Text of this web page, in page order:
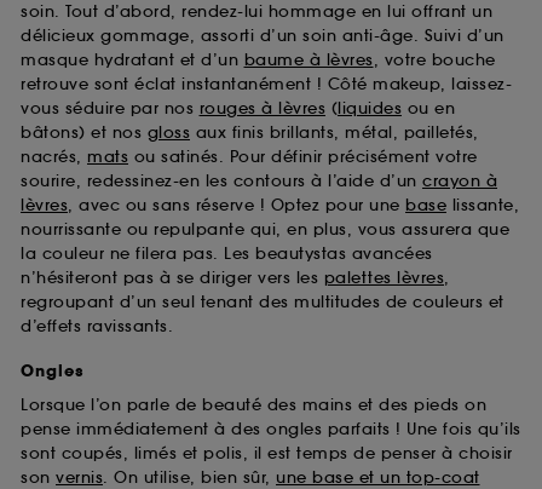
soin. Tout d’abord, rendez-lui hommage en lui offrant un
délicieux gommage, assorti d’un soin anti-âge. Suivi d’un
masque hydratant et d’un baume à lèvres, votre bouche
retrouve sont éclat instantanément ! Côté makeup, laissez-
vous séduire par nos rouges à lèvres (liquides ou en
bâtons) et nos gloss aux finis brillants, métal, pailletés,
nacrés, mats ou satinés. Pour définir précisément votre
sourire, redessinez-en les contours à l’aide d’un crayon à
lèvres, avec ou sans réserve ! Optez pour une base lissante,
nourrissante ou repulpante qui, en plus, vous assurera que
la couleur ne filera pas. Les beautystas avancées
n’hésiteront pas à se diriger vers les palettes lèvres,
regroupant d’un seul tenant des multitudes de couleurs et
d’effets ravissants.
Ongles
Lorsque l’on parle de beauté des mains et des pieds on
pense immédiatement à des ongles parfaits ! Une fois qu’ils
sont coupés, limés et polis, il est temps de penser à choisir
son vernis. On utilise, bien sûr, une base et un top-coat